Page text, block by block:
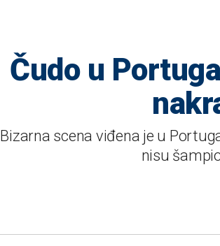
Čudo u
Bizarna scena viđena je u
nisu